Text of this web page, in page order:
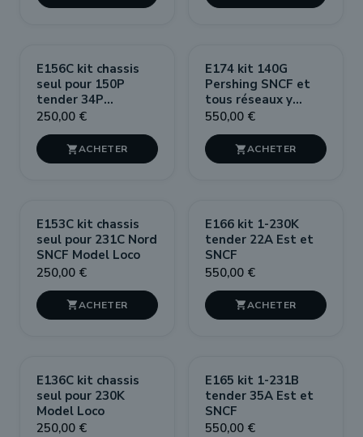
E156C kit chassis
seul pour 150P
tender 34P
Decapod SNCF
250,00 €

E174 kit 140G
Pershing SNCF et
tous réseaux y
compris étrangers
550,00 €

E153C kit chassis
seul pour 231C Nord
SNCF Model Loco
250,00 €

E166 kit 1-230K
tender 22A Est et
SNCF
550,00 €

E136C kit chassis
seul pour 230K
Model Loco
250,00 €
E165 kit 1-231B
tender 35A Est et
SNCF
550,00 €